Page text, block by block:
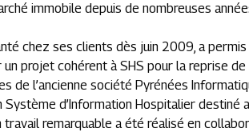
immobile depuis de nombreuses
chez ses clients dès juin 2009, a
projet cohérent à SHS pour la reprise
de l’ancienne société Pyrénées
d’Information Hospitalier destiné
remarquable a été réalisé en